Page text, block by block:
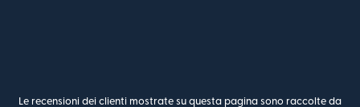
Le recensioni dei clienti mostrate su questa pagina sono raccolte da